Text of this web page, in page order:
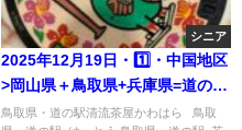
シニア
2025年12月19日・1️⃣・中国地区
>岡山県＋鳥取県+兵庫県=道の駅
スタンプラリー旅(16日目)
鳥取県・道の駅清流茶屋かわはら 鳥取